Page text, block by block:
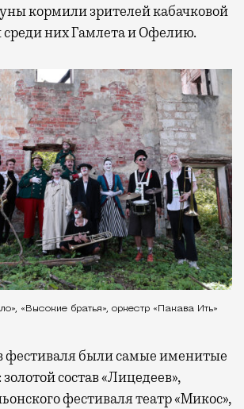
кормили зрителей кабачковой
среди них Гамлета и Офелию.
«Высокие братья», оркестр «Пакава Ить»
фестиваля были самые именитые
состав «Лицедеев»,
фестиваля театр «Микос»,